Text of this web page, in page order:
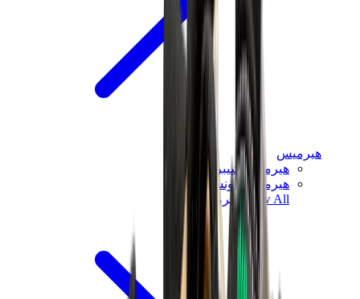
هيرميس
هيرميس شيبر
هيرميس باونسينج
View All هيرميس